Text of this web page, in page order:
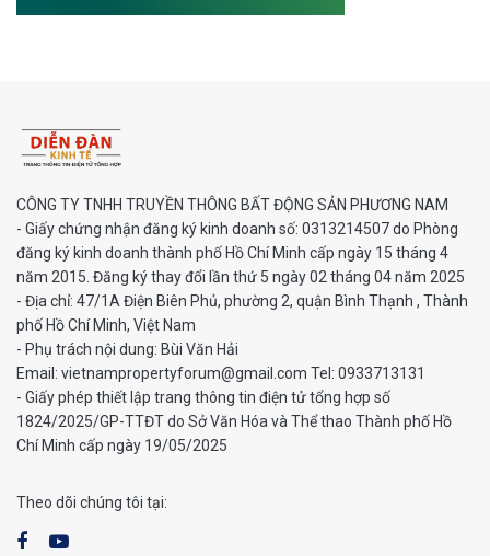
CÔNG TY TNHH TRUYỀN THÔNG BẤT ĐỘNG SẢN PHƯƠNG NAM
- Giấy chứng nhận đăng ký kinh doanh số: 0313214507 do Phòng
đăng ký kinh doanh thành phố Hồ Chí Minh cấp ngày 15 tháng 4
năm 2015. Đăng ký thay đổi lần thứ 5 ngày 02 tháng 04 năm 2025
- Địa chỉ: 47/1A Điện Biên Phủ, phường 2, quận Bình Thạnh , Thành
phố Hồ Chí Minh, Việt Nam
- Phụ trách nội dung: Bùi Văn Hải
Email: vietnampropertyforum@gmail.com Tel: ‭0933713131
- Giấy phép thiết lập trang thông tin điện tử tổng hợp số
1824/2025/GP-TTĐT do Sở Văn Hóa và Thể thao Thành phố Hồ
Chí Minh cấp ngày 19/05/2025
Theo dõi chúng tôi tại: